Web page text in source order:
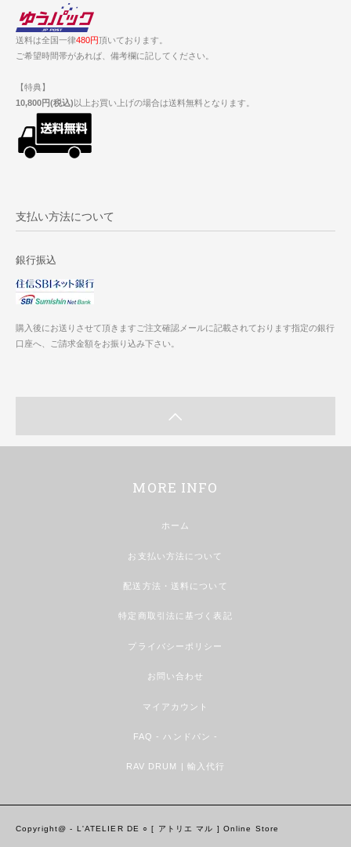
送料は全国一律480円頂いております。
ご希望時間帯があれば、備考欄に記してください。
【特典】
10,800円(税込) 以上お買い上げの場合は送料無料となります。
支払い方法について
銀行振込
購入後にお送りさせて頂きますご注文確認メールに記載されております指定の銀行
口座へ、ご請求金額をお振り込み下さい。
MORE INFO
ホーム
お支払い方法について
配送方法・送料について
特定商取引法に基づく表記
プライバシーポリシー
お問い合わせ
マイアカウント
FAQ - ハンドパン -
RAV DRUM | 輸入代行
Copyright@ - L'ATELIER DE ○ [ アトリエ マル ] Online Store